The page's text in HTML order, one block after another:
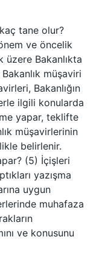
tane olur?
ve öncelik
üzere Bakanlıkta
müşaviri
Bakanlığın
ilgili konularda
yapar, teklifte
müşavirlerinin
belirlenir.
(5) İçişleri
yazışma
uygun
muhafaza
ve konusunu